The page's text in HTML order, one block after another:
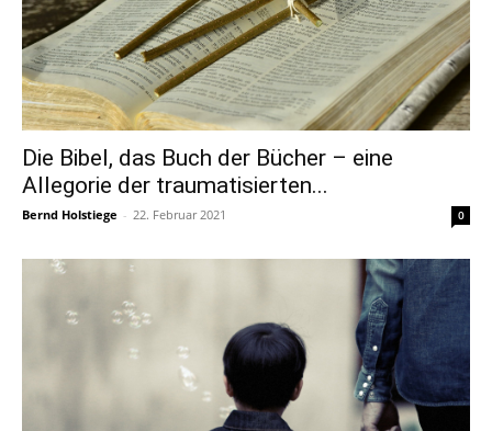
Die Bibel, das Buch der Bücher – eine
Allegorie der traumatisierten...
Bernd Holstiege - 22. Februar 2021 0